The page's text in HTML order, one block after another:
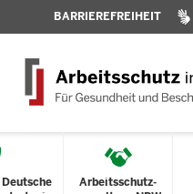
BARRIEREFREIHEIT
Arbeitsschutz-